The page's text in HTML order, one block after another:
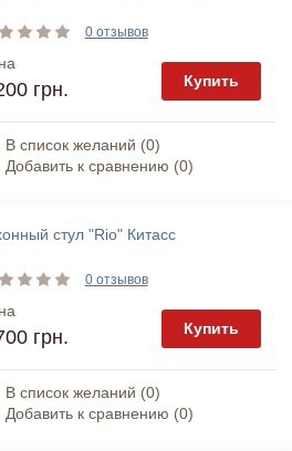
0 отзывов
грн. Купить
В список желаний (0)
Добавить к сравнению (0)
стул "Rio" Китасс
0 отзывов
грн. Купить
В список желаний (0)
Добавить к сравнению (0)